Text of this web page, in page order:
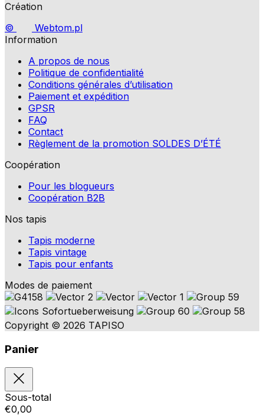
Création
©
Webtom.pl
Information
A propos de nous
Politique de confidentialité
Conditions générales d’utilisation
Paiement et expédition
GPSR
FAQ
Contact
Règlement de la promotion SOLDES D’ÉTÉ
Coopération
Pour les blogueurs
Coopération B2B
Nos tapis
Tapis moderne
Tapis vintage
Tapis pour enfants
Modes de paiement
Copyright © 2026 TAPISO
Panier
Sous-total
€0,00